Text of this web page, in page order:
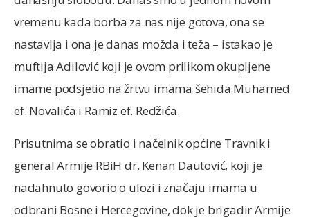
vremenu kada borba za nas nije gotova, ona se
nastavlja i ona je danas možda i teža – istakao je
muftija Adilović koji je ovom prilikom okupljene
imame podsjetio na žrtvu imama šehida Muhamed
ef. Novalića i Ramiz ef. Redžića.
Prisutnima se obratio i načelnik općine Travnik i
general Armije RBiH dr. Kenan Dautović, koji je
nadahnuto govorio o ulozi i značaju imama u
odbrani Bosne i Hercegovine, dok je brigadir Armije